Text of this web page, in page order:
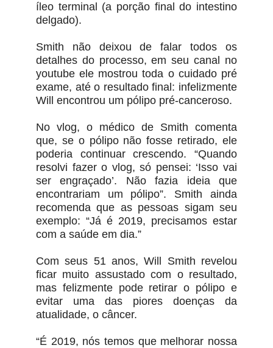
íleo terminal (a porção final do intestino
delgado).
Smith não deixou de falar todos os
detalhes do processo, em seu canal no
youtube ele mostrou toda o cuidado pré
exame, até o resultado final: infelizmente
Will encontrou um pólipo pré-canceroso.
No vlog, o médico de Smith comenta
que, se o pólipo não fosse retirado, ele
poderia continuar crescendo. “Quando
resolvi fazer o vlog, só pensei: ‘Isso vai
ser engraçado’. Não fazia ideia que
encontrariam um pólipo”. Smith ainda
recomenda que as pessoas sigam seu
exemplo: “Já é 2019, precisamos estar
com a saúde em dia.”
Com seus 51 anos, Will Smith revelou
ficar muito assustado com o resultado,
mas felizmente pode retirar o pólipo e
evitar uma das piores doenças da
atualidade, o câncer.
“É 2019, nós temos que melhorar nossa